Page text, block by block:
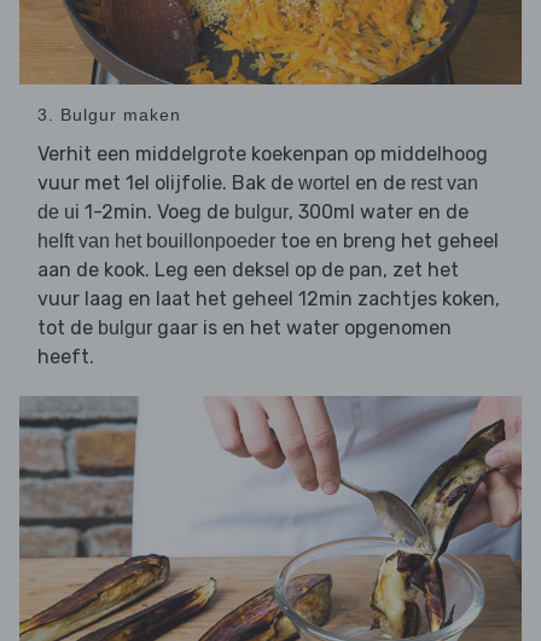
3. Bulgur maken
Verhit een middelgrote koekenpan op middelhoog
vuur met 1el olijfolie. Bak de wortel en de rest van
de ui 1-2min. Voeg de bulgur, 300ml water en de
helft van het bouillonpoeder toe en breng het geheel
aan de kook. Leg een deksel op de pan, zet het
vuur laag en laat het geheel 12min zachtjes koken,
tot de bulgur gaar is en het water opgenomen
heeft.